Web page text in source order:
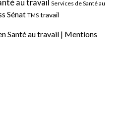
au travail Services de Santé au
Sénat TMS travail
Santé au travail | Mentions